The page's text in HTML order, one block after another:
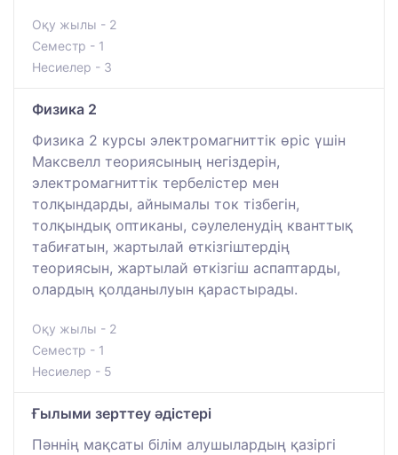
Оқу жылы - 2
Семестр - 1
Несиелер - 3
Физика 2
Физика 2 курсы электромагниттік өріс үшін
Максвелл теориясының негіздерін,
электромагниттік тербелістер мен
толқындарды, айнымалы ток тізбегін,
толқындық оптиканы, сәулеленудің кванттық
табиғатын, жартылай өткізгіштердің
теориясын, жартылай өткізгіш аспаптарды,
олардың қолданылуын қарастырады.
Оқу жылы - 2
Семестр - 1
Несиелер - 5
Ғылыми зерттеу әдістері
Пәннің мақсаты білім алушылардың қазіргі